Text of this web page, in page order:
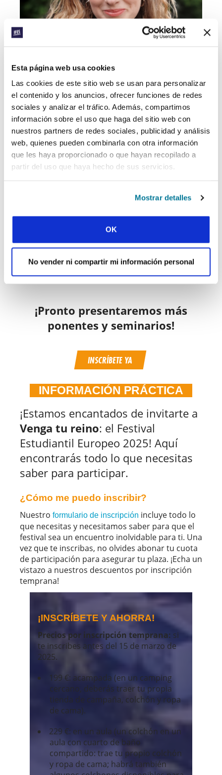
Esta página web usa cookies
Las cookies de este sitio web se usan para personalizar
el contenido y los anuncios, ofrecer funciones de redes
sociales y analizar el tráfico. Además, compartimos
información sobre el uso que haga del sitio web con
nuestros partners de redes sociales, publicidad y análisis
web, quienes pueden combinarla con otra información
que les haya proporcionado o que hayan recopilado a
partir del uso que haya hecho de sus servicios.
Mostrar detalles
OK
No vender ni compartir mi información personal
Laura Gallachertrabaja con
la comunidad de estudiantes
de posgrado en una gran
iglesia evangélica de Oxford.
También sirve en la iglesia en
predicadora y capacitadora
bíblica. Ha estudiado
literatura inglesa y teología y
también trabaja de profesora
y en el ministerio de
estudiantes universitarios.
¡Pronto presentaremos más
ponentes y seminarios!
INSCRÍBETE YA
INFORMACIÓN PRÁCTICA
¡Estamos encantados de invitarte a
Venga tu reino: el Festival
Estudiantil Europeo 2025! Aquí
encontrarás todo lo que necesitas
saber para participar.
¿Cómo me puedo inscribir?
Nuestro formulario de inscripción incluye todo lo
que necesitas y necesitamos saber para que el
festival sea un encuentro inolvidable para ti. Una
vez que te inscribas, no olvides abonar tu cuota
de participación para asegurar tu plaza. ¡Echa un
vistazo a nuestros descuentos por inscripción
temprana!
¡INSCRÍBETE Y AHORRA!
Precios por inscripción temprana: si
te inscribes antes del 15 de marzo de
2025.
199 €: acampada (en un camping
cercano, deberás traer tu propia
tienda de campaña, colchón y ropa
de cama).
229 €: en un aula (un colchón en un
aula con cuarto de baño
compartido: trae tu propio colchón
y ropa de cama; habrá también